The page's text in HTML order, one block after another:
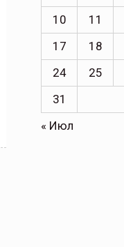
10
11
17
18
24
25
31
« Июл